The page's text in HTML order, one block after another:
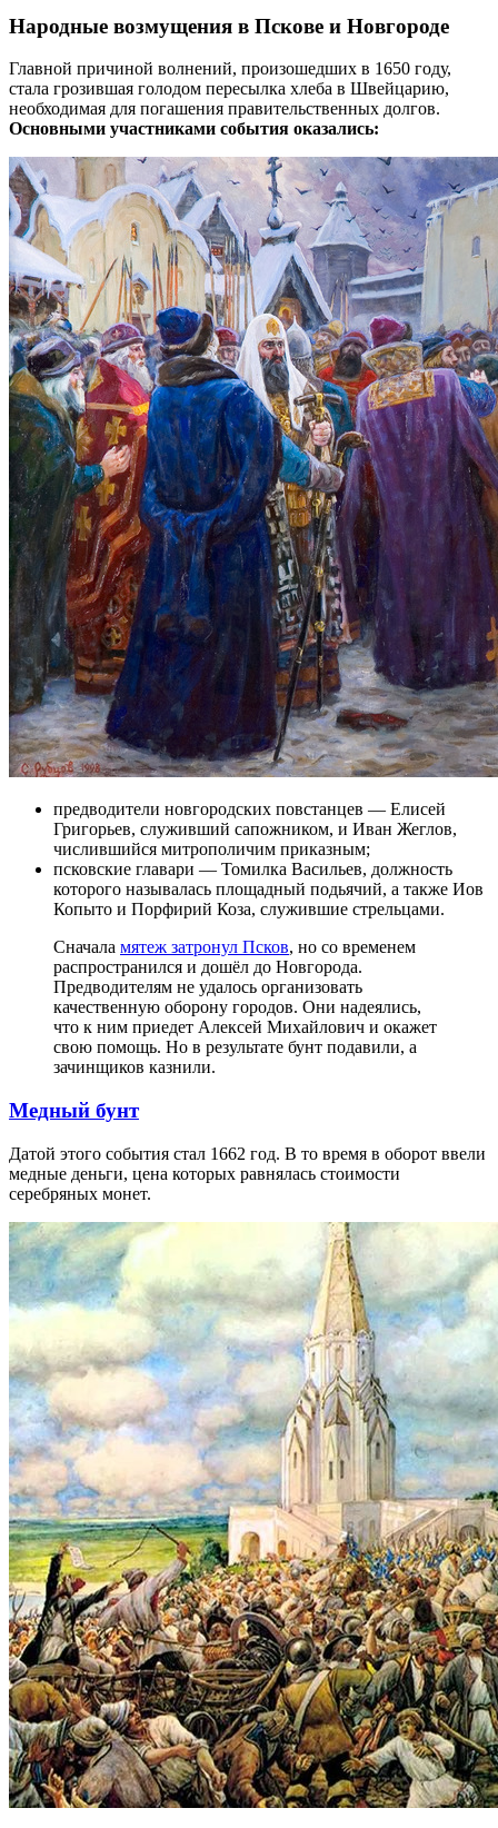
Народные возмущения в Пскове и Новгороде
Главной причиной волнений, произошедших в 1650 году,
стала грозившая голодом пересылка хлеба в Швейцарию,
необходимая для погашения правительственных долгов.
Основными участниками события оказались:
предводители новгородских повстанцев — Елисей
Григорьев, служивший сапожником, и Иван Жеглов,
числившийся митрополичим приказным;
псковские главари — Томилка Васильев, должность
которого называлась площадный подьячий, а также Иов
Копыто и Порфирий Коза, служившие стрельцами.
Сначала мятеж затронул Псков, но со временем
распространился и дошёл до Новгорода.
Предводителям не удалось организовать
качественную оборону городов. Они надеялись,
что к ним приедет Алексей Михайлович и окажет
свою помощь. Но в результате бунт подавили, а
зачинщиков казнили.
Медный бунт
Датой этого события стал 1662 год. В то время в оборот ввели
медные деньги, цена которых равнялась стоимости
серебряных монет.